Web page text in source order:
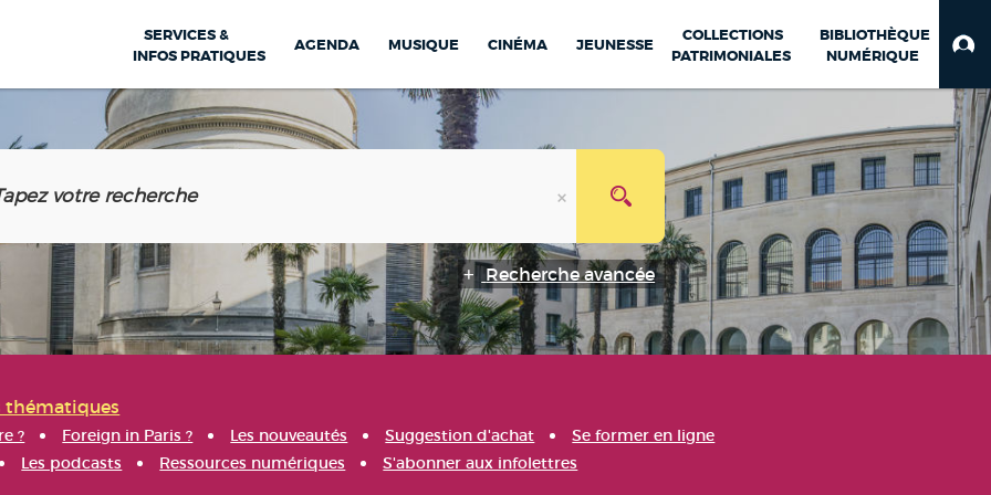
SERVICES &
INFOS PRATIQUES
AGENDA MUSIQUE CINÉMA JEUNESSE
COLLECTIONS
PATRIMONIALES
BIBLIOTHÈQUE
NUMÉRIQUE
Recherche avancée
thématiques
? Foreign in Paris ? Les nouveautés Suggestion d'achat
Se former en ligne
Les podcasts Ressources numériques S'abonner aux infolettres